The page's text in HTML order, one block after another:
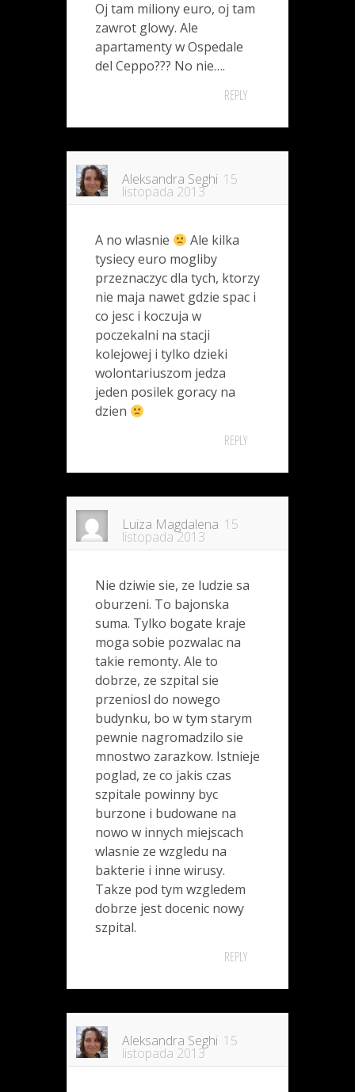
Oj tam miliony euro, oj tam
zawrot glowy. Ale
apartamenty w Ospedale
del Ceppo??? No nie….
REPLY
Aleksandra Seghi 15
listopada 2013
A no wlasnie
Ale kilka
tysiecy euro mogliby
przeznaczyc dla tych, ktorzy
nie maja nawet gdzie spac i
co jesc i koczuja w
poczekalni na stacji
kolejowej i tylko dzieki
wolontariuszom jedza
jeden posilek goracy na
dzien
REPLY
Luiza Magdalena 15
listopada 2013
Nie dziwie sie, ze ludzie sa
oburzeni. To bajonska
suma. Tylko bogate kraje
moga sobie pozwalac na
takie remonty. Ale to
dobrze, ze szpital sie
przeniosl do nowego
budynku, bo w tym starym
pewnie nagromadzilo sie
mnostwo zarazkow. Istnieje
poglad, ze co jakis czas
szpitale powinny byc
burzone i budowane na
nowo w innych miejscach
wlasnie ze wzgledu na
bakterie i inne wirusy.
Takze pod tym wzgledem
dobrze jest docenic nowy
szpital.
REPLY
Aleksandra Seghi 15
listopada 2013